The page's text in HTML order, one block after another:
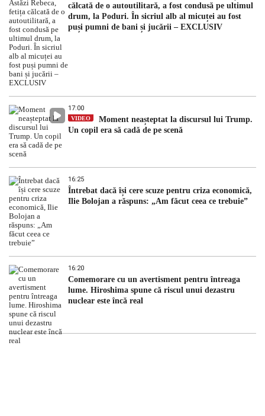
călcată de o autoutilitară, a fost condusă pe ultimul
drum, la Poduri. În sicriul alb al micuței au fost
puși pumni de bani și jucării – EXCLUSIV
17:00
VIDEO
Moment neașteptat la discursul lui Trump.
Un copil era să cadă de pe scenă
16:25
Întrebat dacă își cere scuze pentru criza economică,
Ilie Bolojan a răspuns: „Am făcut ceea ce trebuie”
16:20
Comemorare cu un avertisment pentru întreaga
lume. Hiroshima spune că riscul unui dezastru
nuclear este încă real